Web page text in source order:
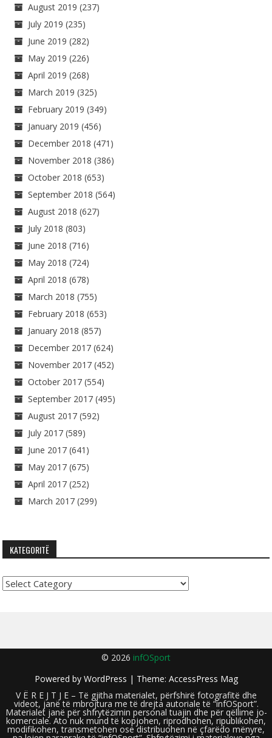
August 2019 (237)
July 2019 (235)
June 2019 (282)
May 2019 (226)
April 2019 (268)
March 2019 (325)
February 2019 (349)
January 2019 (456)
December 2018 (471)
November 2018 (386)
October 2018 (653)
September 2018 (564)
August 2018 (627)
July 2018 (803)
June 2018 (716)
May 2018 (724)
April 2018 (678)
March 2018 (755)
February 2018 (653)
January 2018 (857)
December 2017 (624)
November 2017 (452)
October 2017 (554)
September 2017 (495)
August 2017 (592)
July 2017 (589)
June 2017 (641)
May 2017 (675)
April 2017 (252)
March 2017 (299)
KATEGORITË
Kategoritë
© 2026 infOSport
Powered by WordPress | Theme: AccessPress Mag
V Ë R E J T J E – Të gjitha materialet, përfshirë fotografitë dhe
videot, janë të mbrojtura me të drejta autoriale të “infOSport”.
Materialet janë për shfrytëzimin personal tuajin dhe për qëllime jo-
komerciale. Ato nuk mund të kopjohen, riprodhohen, ripublikohen,
modifikohen, transmetohen ose distribuohen në çfarëdo mënyre,